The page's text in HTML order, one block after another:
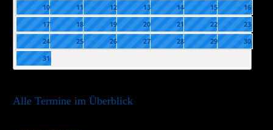
10
11 12 13 14 15
16
17
18 19 20 21 22
23
24
25 26 27 28 29
30
31
Alle Termine im Überblick